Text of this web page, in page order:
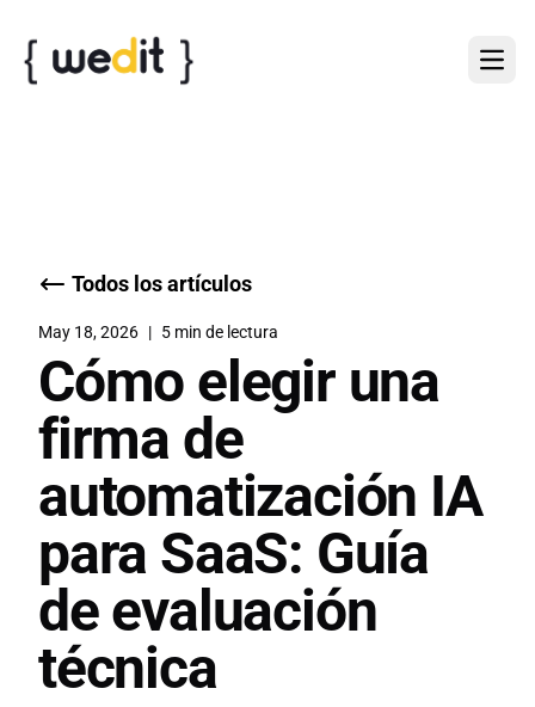
Todos los artículos
May 18, 2026 | 5 min de lectura
Cómo elegir una
firma de
automatización IA
para SaaS: Guía
de evaluación
técnica